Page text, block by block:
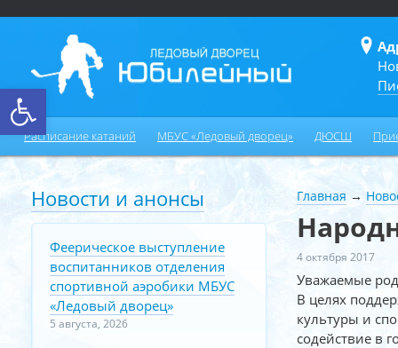
Открыть панель инструментов
Расписание катаний МБУС «Ледовый дворец» ДЮСШ
Главная →
4 октября 2017
Уважаемые
В целях
культуры и
содействие в
Новости и анонсы
Феерическое выступление
воспитанников отделения
спортивной аэробики МБУС
«Ледовый дворец»
5 августа, 2026